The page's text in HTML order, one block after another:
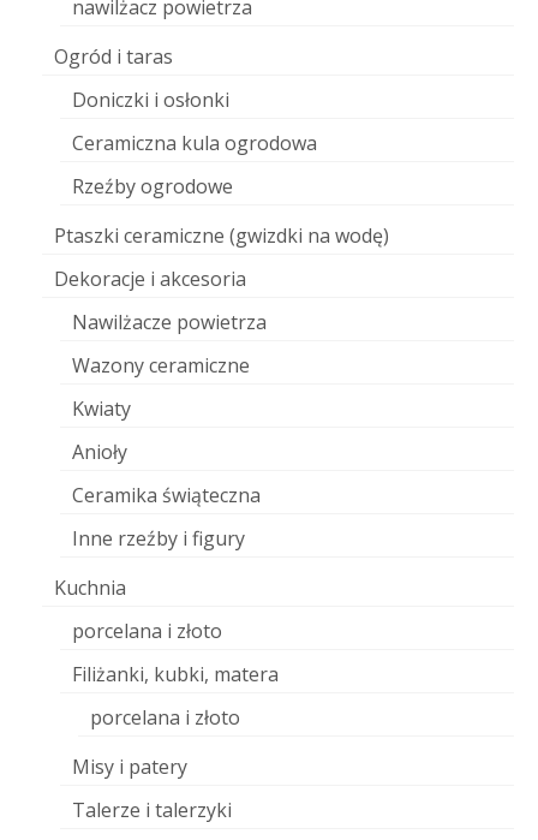
nawilżacz powietrza
Ogród i taras
Doniczki i osłonki
Ceramiczna kula ogrodowa
Rzeźby ogrodowe
Ptaszki ceramiczne (gwizdki na wodę)
Dekoracje i akcesoria
Nawilżacze powietrza
Wazony ceramiczne
Kwiaty
Anioły
Ceramika świąteczna
Inne rzeźby i figury
Kuchnia
porcelana i złoto
Filiżanki, kubki, matera
porcelana i złoto
Misy i patery
Talerze i talerzyki